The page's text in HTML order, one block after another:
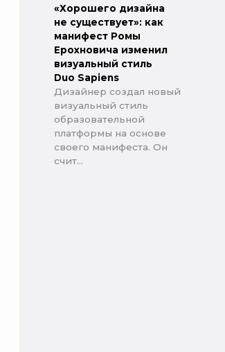
«Хорошего дизайна
не существует»: как
манифест Ромы
Ерохновича изменил
визуальный стиль
Duo Sapiens
Дизайнер создал новый
визуальный стиль
образовательной
платформы на основе
своего манифеста. Он
счит...